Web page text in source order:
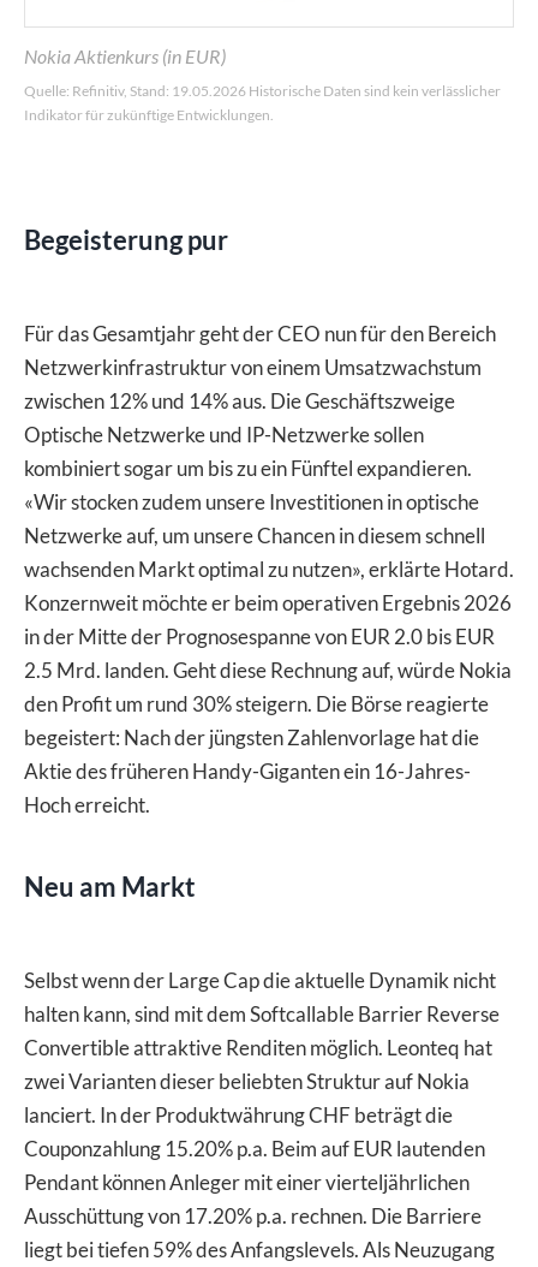
Nokia Aktienkurs (in EUR)
Quelle: Refinitiv, Stand: 19.05.2026 Historische Daten sind kein verlässlicher
Indikator für zukünftige Entwicklungen.
Begeisterung pur
Für das Gesamtjahr geht der CEO nun für den Bereich
Netzwerkinfrastruktur von einem Umsatzwachstum
zwischen 12% und 14% aus. Die Geschäftszweige
Optische Netzwerke und IP-Netzwerke sollen
kombiniert sogar um bis zu ein Fünftel expandieren.
«Wir stocken zudem unsere Investitionen in optische
Netzwerke auf, um unsere Chancen in diesem schnell
wachsenden Markt optimal zu nutzen», erklärte Hotard.
Konzernweit möchte er beim operativen Ergebnis 2026
in der Mitte der Prognosespanne von EUR 2.0 bis EUR
2.5 Mrd. landen. Geht diese Rechnung auf, würde Nokia
den Profit um rund 30% steigern. Die Börse reagierte
begeistert: Nach der jüngsten Zahlenvorlage hat die
Aktie des früheren Handy-Giganten ein 16-Jahres-
Hoch erreicht.
Neu am Markt
Selbst wenn der Large Cap die aktuelle Dynamik nicht
halten kann, sind mit dem Softcallable Barrier Reverse
Convertible attraktive Renditen möglich. Leonteq hat
zwei Varianten dieser beliebten Struktur auf Nokia
lanciert. In der Produktwährung CHF beträgt die
Couponzahlung 15.20% p.a. Beim auf EUR lautenden
Pendant können Anleger mit einer vierteljährlichen
Ausschüttung von 17.20% p.a. rechnen. Die Barriere
liegt bei tiefen 59% des Anfangslevels. Als Neuzugang